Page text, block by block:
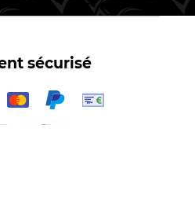
sécurisé